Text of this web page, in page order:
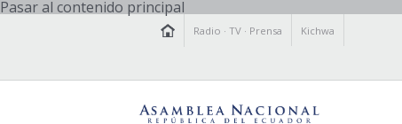
Pasar al contenido principal
Radio ·TV · Prensa Kichwa